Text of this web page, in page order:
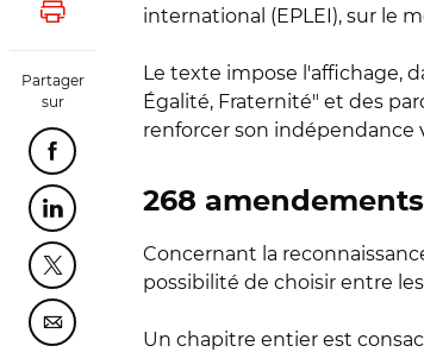
Lancer l'impression
Partager
sur
Partager cette page sur Facebook
Partager cette page sur Linkedin
Partager cette page sur Twitter
Partager cette page sur Courriel
international (EPLEI), sur le
Le texte impose l'affichage,
Égalité, Fraternité" et des
renforcer son indépendance
268
Concernant la
possibilité de choisir entre
Un chapitre entier est